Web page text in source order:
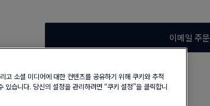
이메일 주문
부티크 구매 가능 여부
고 소셜 미디어에 대한 컨텐츠를 공유하기 위해 쿠키와 추적
습니다. 당신의 설정을 관리하려면 “쿠키 설정”을 클릭합니